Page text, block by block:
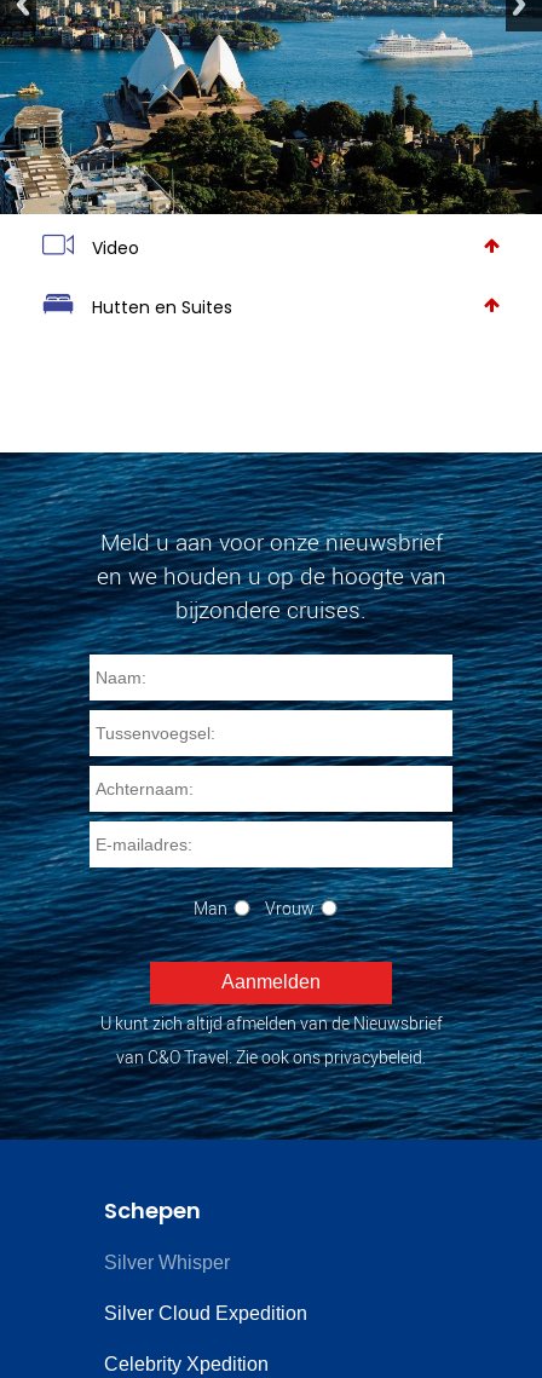
Video
Hutten en Suites
Meld u aan voor onze nieuwsbrief
en we houden u op de hoogte van
bijzondere cruises.
Man Vrouw
U kunt zich altijd afmelden van de Nieuwsbrief
van C&O Travel. Zie ook ons privacybeleid.
Schepen
Silver Whisper
Silver Cloud Expedition
Celebrity Xpedition